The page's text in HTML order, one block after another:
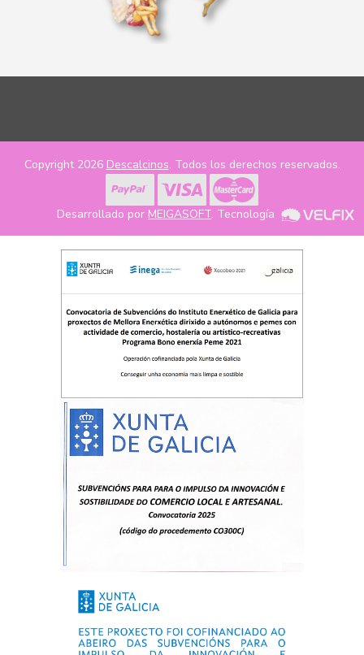
Copyright 2026 Descalcinos. Todos los derechos reservados.
Desarrollado por MEIGASOFT. Tecnología